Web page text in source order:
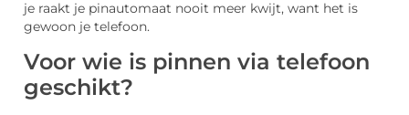
je raakt je pinautomaat nooit meer kwijt, want het is
gewoon je telefoon.
Voor wie is pinnen via telefoon
geschikt?